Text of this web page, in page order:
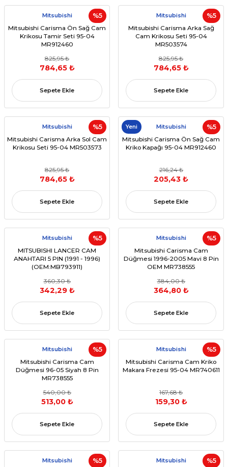
%5
Mitsubishi
Mitsubishi Carisma Ön Sağ Cam
Krikosu Tamir Seti 95-04
MR912460
825,95 ₺
784,65 ₺
Sepete Ekle
%5
Mitsubishi
Mitsubishi Carisma Arka Sağ
Cam Krikosu Seti 95-04
MR503574
825,95 ₺
784,65 ₺
Sepete Ekle
%5
Mitsubishi
Mitsubishi Carisma Arka Sol Cam
Krikosu Seti 95-04 MR503573
825,95 ₺
784,65 ₺
Sepete Ekle
%5
Yeni Mitsubishi
Mitsubishi Carisma Ön Sağ Cam
Kriko Kapağı 95-04 MR912460
216,24 ₺
205,43 ₺
Sepete Ekle
%5
Mitsubishi
MITSUBISHI LANCER CAM
ANAHTARI 5 PIN (1991 - 1996)
(OEM:MB793911)
360,30 ₺
342,29 ₺
Sepete Ekle
%5
Mitsubishi
Mitsubishi Carisma Cam
Düğmesi 1996-2005 Mavi 8 Pin
OEM MR738555
384,00 ₺
364,80 ₺
Sepete Ekle
%5
Mitsubishi
Mitsubishi Carisma Cam
Düğmesi 96-05 Siyah 8 Pin
MR738555
540,00 ₺
513,00 ₺
Sepete Ekle
%5
Mitsubishi
Mitsubishi Carisma Cam Kriko
Makara Frezesi 95-04 MR740611
167,68 ₺
159,30 ₺
Sepete Ekle
%5
Mitsubishi %5
Mitsubishi